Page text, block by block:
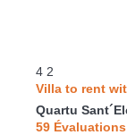
4 2
Villa to rent
Quartu
59 Évaluations